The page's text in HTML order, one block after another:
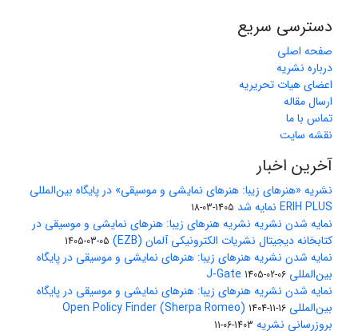
دسترسی سریع
صفحه اصلی
درباره نشریه
اعضای هیات تحریریه
ارسال مقاله
تماس با ما
نقشه سایت
آخرین اخبار
نشریه «هنرهای زیبا: هنرهای نمایشی و موسیقی» در پایگاه بین‌المللی
ERIH PLUS نمایه شد
1405-03-18
نمایه شدن نشریه نشریه هنرهای زیبا: هنرهای نمایشی و موسیقی در
کتابخانه دیجیتال نشریات الکترونیکی آلمان (EZB)
1405-03-05
نمایه شدن نشریه هنرهای زیبا: هنرهای نمایشی و موسیقی در پایگاه
بین‌المللی J-Gate 1405-02-06
نمایه شدن نشریه هنرهای زیبا: هنرهای نمایشی و موسیقی در پایگاه
بین‌المللی Open Policy Finder (Sherpa Romeo) 1404-11-16
بروزرسانی نشریه 1403-06-11